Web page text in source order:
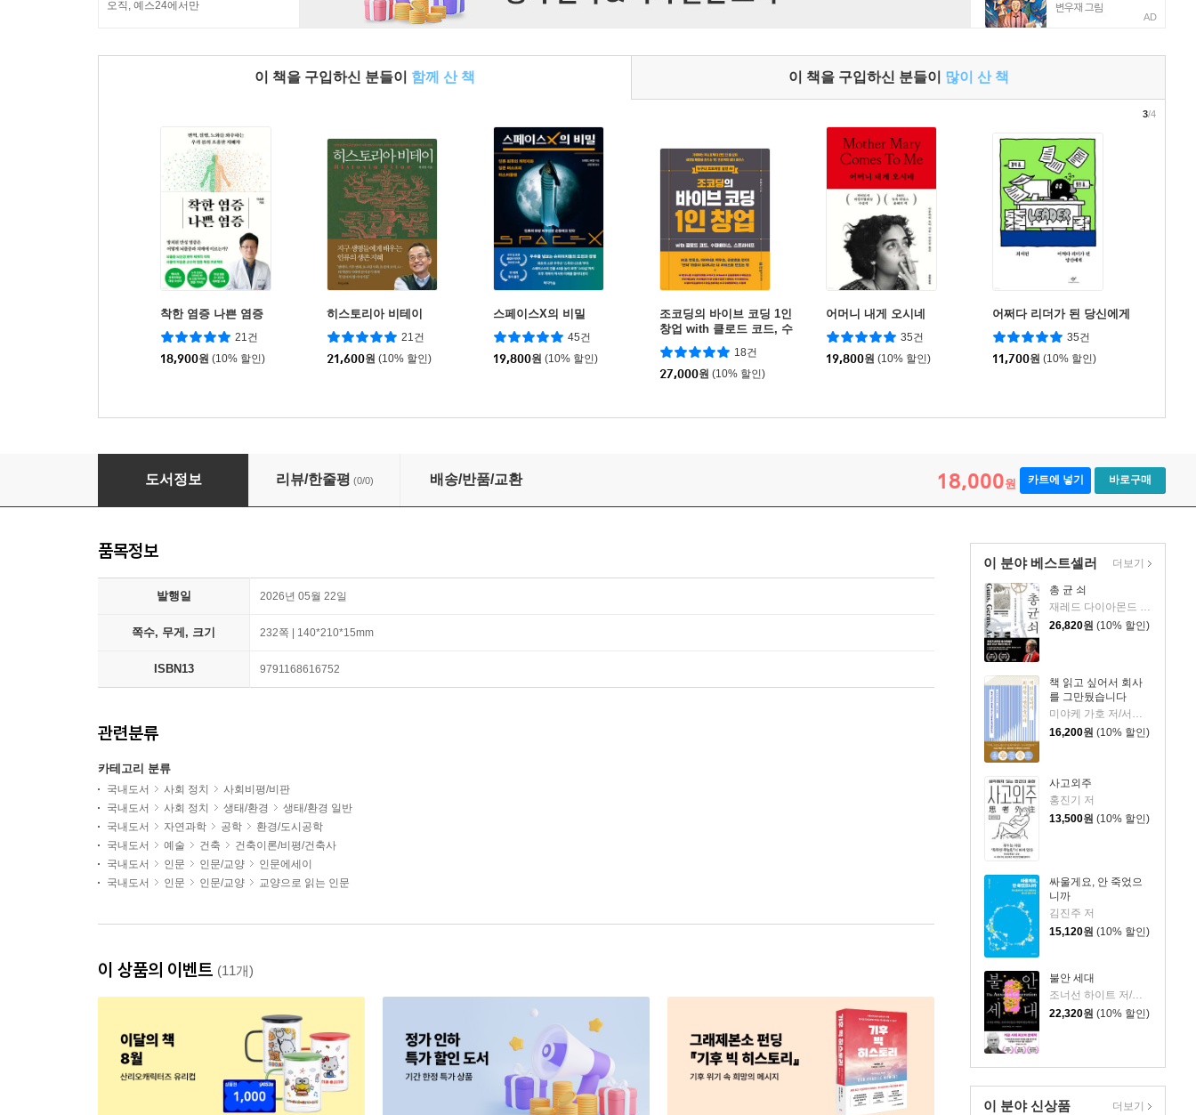
오직, 예스24에서만
AD
이 책을 구입하신 분들이 함께 산 책 이 책을 구입하신 분들이 많이 산 책
착한 염증 나쁜 염증
21건
18,900원 (10% 할인)
히스토리아 비테이
21건
21,600원 (10% 할인)
스페이스X의 비밀
45건
19,800원 (10% 할인)
조코딩의 바이브 코딩 1인
창업 with 클로드 코드, 수
파베이스, 스트라이프
18건
27,000원 (10% 할인)
어머니 내게 오시네
35건
19,800원 (10% 할인)
어쩌다 리더가 된 당신에게
35건
11,700원 (10% 할인)
3/4
모두를 위한 도시는 있다
도서정보 리뷰/한줄평 (0/0) 배송/반품/교환 18,000원 카트에 넣기 바로구매
이 분야 베스트셀러
총 균 쇠
재레드 다이아몬드 저/강주헌 역
26,820원 (10% 할인)
책 읽고 싶어서 회사
를 그만뒀습니다
미야케 가호 저/서영찬 역
16,200원 (10% 할인)
사고외주
홍진기 저
13,500원 (10% 할인)
싸울게요, 안 죽었으
니까
김진주 저
15,120원 (10% 할인)
불안 세대
조너선 하이트 저/이충호 역
22,320원 (10% 할인)
더보기
이 분야 신상품 더보기
품목정보
발행일 2026년 05월 22일
쪽수, 무게, 크기 232쪽 | 140*210*15mm
ISBN13 9791168616752
관련분류
카테고리 분류
국내도서 사회 정치
사회비평/비판
국내도서
사회 정치 생태/환경
생태/환경 일반
국내도서
자연과학 공학
환경/도시공학
국내도서
예술 건축
건축이론/비평/건축사
국내도서
인문 인문/교양
인문에세이
국내도서
인문 인문/교양 교양으로 읽는 인문
이 상품의 이벤트 (11개)